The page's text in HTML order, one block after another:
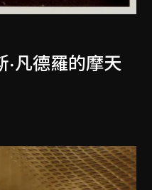
·凡德羅的摩天